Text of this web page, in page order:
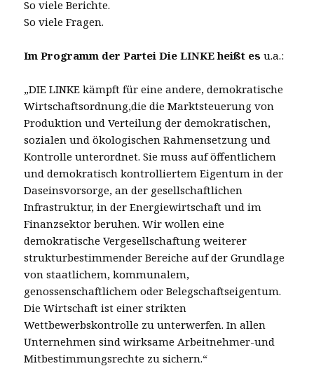
So viele Berichte.
So viele Fragen.
Im Programm der Partei Die LINKE heißt es u.a.:
„DIE LINKE kämpft für eine andere, demokratische
Wirtschaftsordnung,die die Marktsteuerung von
Produktion und Verteilung der demokratischen,
sozialen und ökologischen Rahmensetzung und
Kontrolle unterordnet. Sie muss auf öffentlichem
und demokratisch kontrolliertem Eigentum in der
Daseinsvorsorge, an der gesellschaftlichen
Infrastruktur, in der Energiewirtschaft und im
Finanzsektor beruhen. Wir wollen eine
demokratische Vergesellschaftung weiterer
strukturbestimmender Bereiche auf der Grundlage
von staatlichem, kommunalem,
genossenschaftlichem oder Belegschaftseigentum.
Die Wirtschaft ist einer strikten
Wettbewerbskontrolle zu unterwerfen. In allen
Unternehmen sind wirksame Arbeitnehmer-und
Mitbestimmungsrechte zu sichern.“